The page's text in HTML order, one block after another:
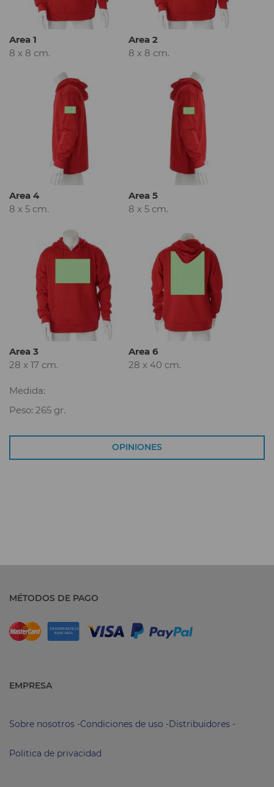
Area 1
8 x 8 cm.
Area 2
8 x 8 cm.
Area 4
8 x 5 cm.
Area 5
8 x 5 cm.
Area 3
28 x 17 cm.
Area 6
28 x 40 cm.
Medida:
Peso: 265 gr.
OPINIONES
MÉTODOS DE PAGO
EMPRESA
Sobre nosotros -Condiciones de uso -Distribuidores -
Politica de privacidad